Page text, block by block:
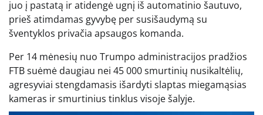
juo į pastatą ir atidengė ugnį iš automatinio šautuvo,
prieš atimdamas gyvybę per susišaudymą su
šventyklos privačia apsaugos komanda.
Per 14 mėnesių nuo Trumpo administracijos pradžios
FTB suėmė daugiau nei 45 000 smurtinių nusikaltėlių,
agresyviai stengdamasis išardyti slaptas miegamąsias
kameras ir smurtinius tinklus visoje šalyje.